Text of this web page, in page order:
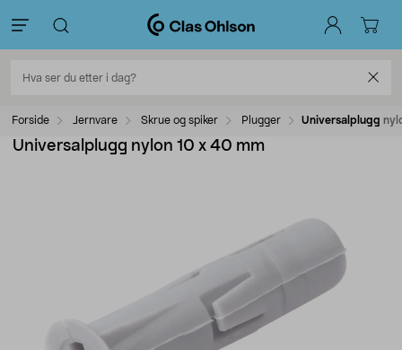
Forside Jernvare Skrue og spiker Plugger Universalplugg
Universalplugg nylon 10 x 40 mm